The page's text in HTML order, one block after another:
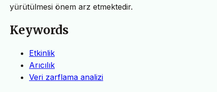
yürütülmesi önem arz etmektedir.
Keywords
Etkinlik
Arıcılık
Veri zarflama analizi